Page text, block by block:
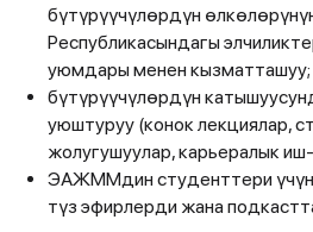
бүтүрүүчүлөрдүн
Республикасындагы
уюмдары менен кызматташуу;
бүтүрүүчүлөрдүн
уюштуруу (конок лекциялар,
жолугушуулар, карьералык
ЭАЖММдин студенттери үчүн
түз эфирлерди жана